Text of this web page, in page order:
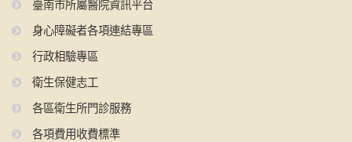
臺南市所屬醫院資訊平台
身心障礙者各項連結專區
行政相驗專區
衛生保健志工
各區衛生所門診服務
各項費用收費標準